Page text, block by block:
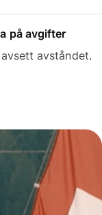
på avgifter
avståndet.